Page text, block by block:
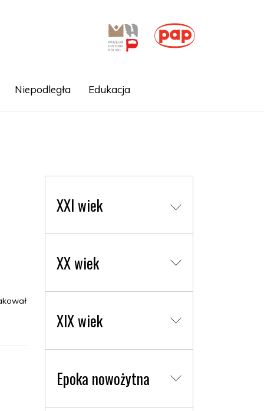
Niepodległa Edukacja
XXI wiek
XX wiek
XIX wiek
Epoka nowożytna